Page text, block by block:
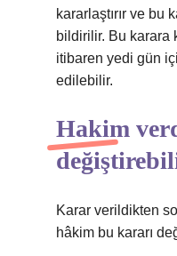
kararlaştırır ve bu
bildirilir. Bu karara
itibaren yedi gün
edilebilir.
Hakim
Karar verildikten
hâkim bu kararı